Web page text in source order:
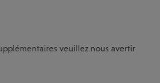
veuillez nous avertir